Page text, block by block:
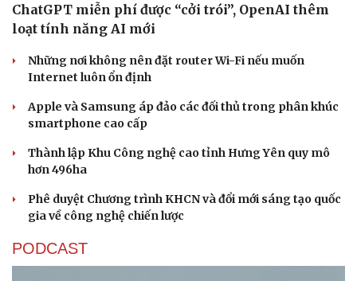
Dinh dưỡng - món ngon
Cây thuốc
Sản phụ khoa
Nhi khoa
Nam khoa
Làm đẹp - giảm cân
Phòng mạch online
Nhà đẹp
Tình yêu - Gia đình
ChatGPT miễn phí được “cởi trói”, OpenAI thêm
loạt tính năng AI mới
Những nơi không nên đặt router Wi-Fi nếu muốn
Internet luôn ổn định
Apple và Samsung áp đảo các đối thủ trong phân khúc
smartphone cao cấp
Thành lập Khu Công nghệ cao tỉnh Hưng Yên quy mô
hơn 496ha
Phê duyệt Chương trình KHCN và đổi mới sáng tạo quốc
gia về công nghệ chiến lược
PODCAST